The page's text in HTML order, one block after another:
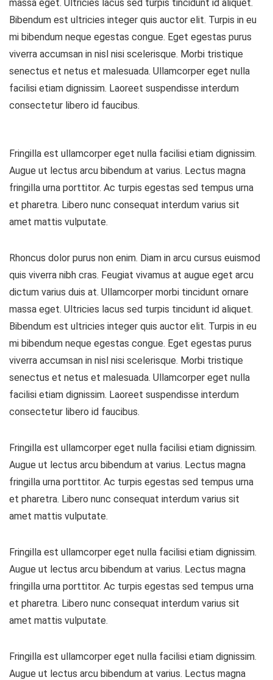
massa eget. Ultricies lacus sed turpis tincidunt id aliquet.
Bibendum est ultricies integer quis auctor elit. Turpis in eu
mi bibendum neque egestas congue. Eget egestas purus
viverra accumsan in nisl nisi scelerisque. Morbi tristique
senectus et netus et malesuada. Ullamcorper eget nulla
facilisi etiam dignissim. Laoreet suspendisse interdum
consectetur libero id faucibus.
Fringilla est ullamcorper eget nulla facilisi etiam dignissim.
Augue ut lectus arcu bibendum at varius. Lectus magna
fringilla urna porttitor. Ac turpis egestas sed tempus urna
et pharetra. Libero nunc consequat interdum varius sit
amet mattis vulputate.
Rhoncus dolor purus non enim. Diam in arcu cursus euismod
quis viverra nibh cras. Feugiat vivamus at augue eget arcu
dictum varius duis at. Ullamcorper morbi tincidunt ornare
massa eget. Ultricies lacus sed turpis tincidunt id aliquet.
Bibendum est ultricies integer quis auctor elit. Turpis in eu
mi bibendum neque egestas congue. Eget egestas purus
viverra accumsan in nisl nisi scelerisque. Morbi tristique
senectus et netus et malesuada. Ullamcorper eget nulla
facilisi etiam dignissim. Laoreet suspendisse interdum
consectetur libero id faucibus.
Fringilla est ullamcorper eget nulla facilisi etiam dignissim.
Augue ut lectus arcu bibendum at varius. Lectus magna
fringilla urna porttitor. Ac turpis egestas sed tempus urna
et pharetra. Libero nunc consequat interdum varius sit
amet mattis vulputate.
Fringilla est ullamcorper eget nulla facilisi etiam dignissim.
Augue ut lectus arcu bibendum at varius. Lectus magna
fringilla urna porttitor. Ac turpis egestas sed tempus urna
et pharetra. Libero nunc consequat interdum varius sit
amet mattis vulputate.
Fringilla est ullamcorper eget nulla facilisi etiam dignissim.
Augue ut lectus arcu bibendum at varius. Lectus magna